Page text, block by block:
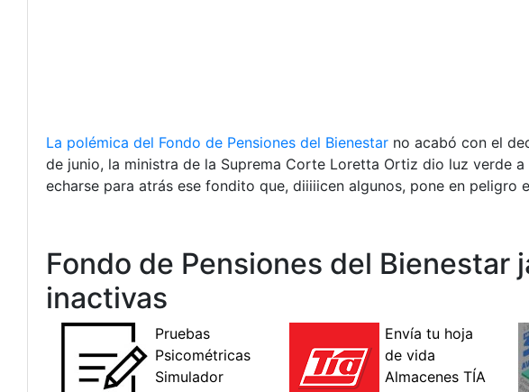
La polémica del Fondo de Pensiones del Bienestar no acabó con el
de junio, la ministra de la Suprema Corte Loretta Ortiz dio luz verde
echarse para atrás ese fondito que, diiiiicen algunos, pone en peligro
Fondo de Pensiones del Bienestar
inactivas